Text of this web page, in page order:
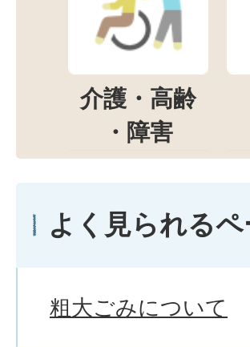
介護・高齢
・障害
よく見られるペ
粗大ごみについて